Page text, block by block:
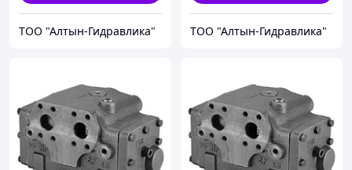
ТОО "Алтын-Гидравлика" ТОО "Алтын-Гидравлика"